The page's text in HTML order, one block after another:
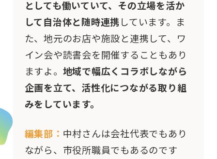
としても働いていて、その立場を活か
して自治体と随時連携しています。ま
た、地元のお店や施設と連携して、ワ
イン会や読書会を開催することもあり
ますよ。 地域で幅広くコラボしながら
企画を立て、活性化につながる取り組
みをしています。
編集部： 中村さんは会社代表でもあり
ながら、市役所職員でもあるのです